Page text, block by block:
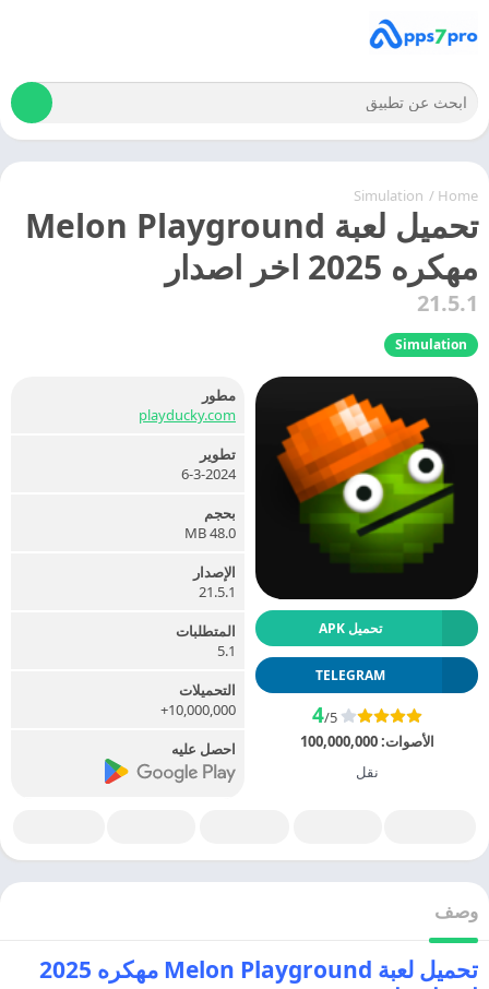
Home
/
Simulation
تحميل لعبة Melon Playground
مهكره 2025 اخر اصدار
21.5.1
Simulation
تحميل APK
TELEGRAM
4/5
الأصوات:100,000,000
نقل
مطور
playducky.com
تطوير
6-3-2024
بحجم
48.0 MB
الإصدار
21.5.1
المتطلبات
5.1
التحميلات
10,000,000+
احصل عليه
وصف
تحميل لعبة Melon Playground مهكره 2025